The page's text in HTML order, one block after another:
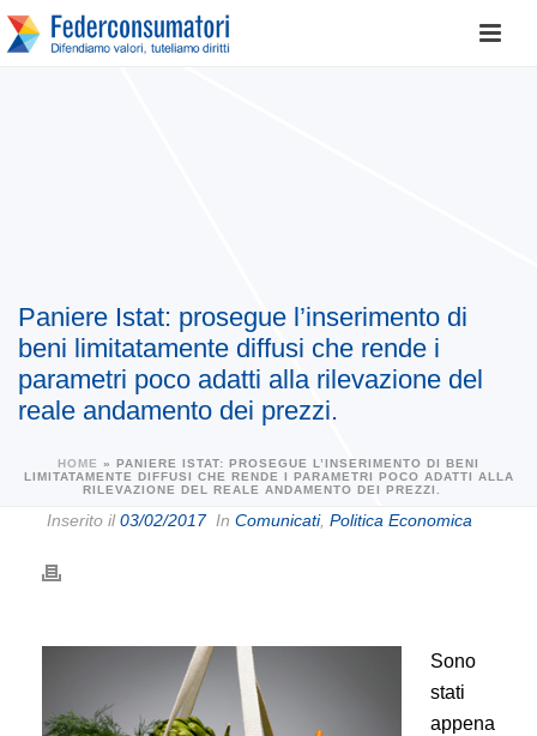
Paniere Istat: prosegue l’inserimento di
beni limitatamente diffusi che rende i
parametri poco adatti alla rilevazione del
reale andamento dei prezzi.
HOME » PANIERE ISTAT: PROSEGUE L’INSERIMENTO DI BENI
LIMITATAMENTE DIFFUSI CHE RENDE I PARAMETRI POCO ADATTI ALLA
RILEVAZIONE DEL REALE ANDAMENTO DEI PREZZI.
Inserito il03/02/2017 In Comunicati, Politica Economica
Sono
stati
appena